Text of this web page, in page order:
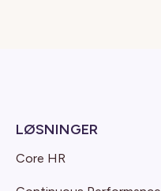
LØSNINGER
Core HR